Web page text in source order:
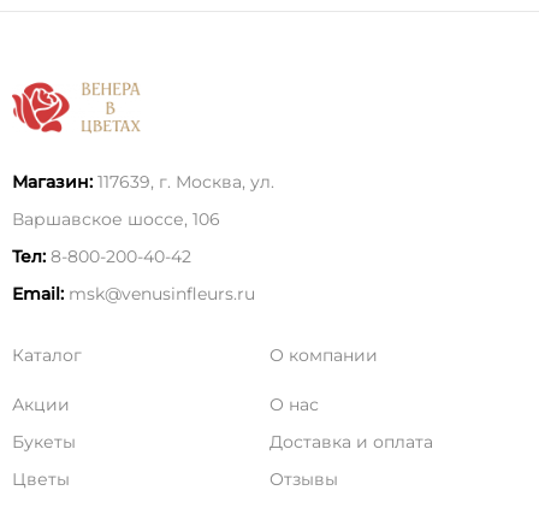
Магазин: 117639, г. Москва, ул.
Варшавское шоссе, 106
Тел: 8-800-200-40-42
Email: msk@venusinfleurs.ru
Каталог
Акции
Букеты
Цветы
О компании
О нас
Доставка и оплата
Отзывы